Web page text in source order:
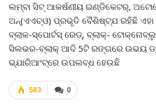
ଲମ୍ବା ସିଟ୍ ଆକର୍ଷଣୀୟ ଇଣ୍ଡିକେଟର୍,
ଅନ୍(ଏଏଚ୍ଓ) ପ୍ରଭୃତି ବୈଶିଷ୍ଟ୍ଯ ରହିଛି ଏହା
ବ୍ଲାକ-ସ୍ପୋର୍ଟସ୍ ରେଡ୍, ବ୍ଲାକ୍-
ସିଲଭର-ବ୍ଲାକ୍ ଆଦି 5ଟି ରଙ୍ଗରେ ଉଭୟ
ଭ୍ଯାରିଆଂଟ୍ରେ ଉପଲବ୍ଧ ହେଉଛି
0
583